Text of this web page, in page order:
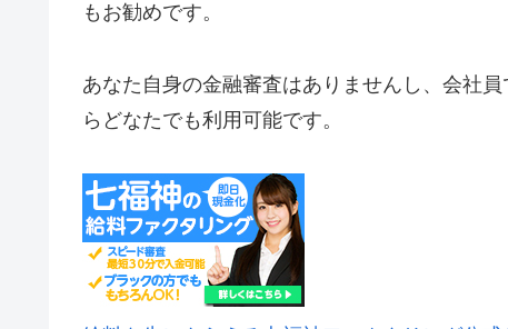
もお勧めです。
あなた自身の金融審査はありませんし、会社
らどなたでも利用可能です。